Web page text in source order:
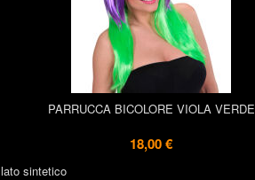
PARRUCCA BICOLORE VIOLA VERDE
18,00 €
sintetico